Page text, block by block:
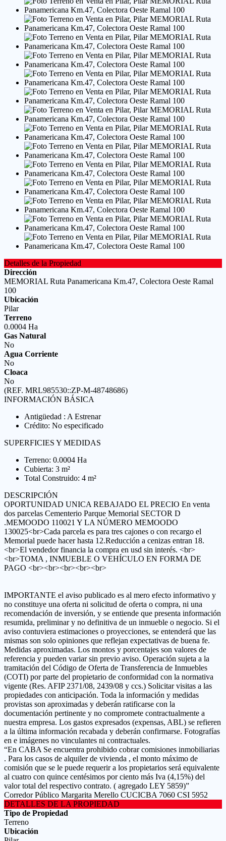
Detalles de la Propiedad
Dirección
MEMORIAL Ruta Panamericana Km.47, Colectora Oeste Ramal
100
Ubicación
Pilar
Terreno
0.0004 Ha
Gas Natural
No
Agua Corriente
No
Cloaca
No
(REF. MRL985530::ZP-M-48748686)
INFORMACIÓN BÁSICA
Antigüedad : A Estrenar
Crédito: No especificado
SUPERFICIES Y MEDIDAS
Terreno: 0.0004 Ha
Cubierta: 3 m²
Total Construido: 4 m²
DESCRIPCIÓN
OPORTUNIDAD UNICA REBAJADO EL PRECIO En venta
dos parcelas Cementerio Parque Memorial SECTOR D
.MEMOODO 110021 Y LA NÚMERO MEMOODO
130025<br>Cada parcela es para tres cajones o con recargo el
Memorial puede hacer hasta 12.Reducción a cenizas entran 18.
<br>El vendedor financia la compra en usd sin interés. <br>
<br>TOMA , INMUEBLE O VEHÍCULO EN FORMA DE
PAGO <br><br><br><br><br>
IMPORTANTE el aviso publicado es al mero efecto informativo y
no constituye una oferta ni solicitud de oferta o compra, ni una
recomendación de inversión, y se entiende que presenta información
resumida, preliminar y no definitiva de un inmueble o negocio. Si el
aviso contuviera estimaciones o proyecciones, se entenderá que las
mismas son solo opiniones que reflejan expectativas de buena fe.
Medidas aproximadas. Los montos y porcentajes son valores de
referencia y pueden variar sin previo aviso. Operación sujeta a la
tramitación del Código de Oferta de Transferencia de Inmuebles
(COTI) por parte del propietario de conformidad con la normativa
vigente (Res. AFIP 2371/08, 2439/08 y ccs.) Solicitar visitas a las
propiedades con anticipación. Toda la información y medidas
provistas son aproximadas y deberán ratificarse con la
documentación pertinente y no compromete contractualmente a
nuestra empresa. Los gastos expresados (expensas, ABL) se refieren
a la última información recabada y deberán confirmarse. Fotografías
en e imágenes no vinculantes ni contractuales.
“En CABA Se encuentra prohibido cobrar comisiones inmobiliarias
. Para los casos de alquiler de vivienda , el monto máximo de
comisión que se le puede requerir a los propietarios será equivalente
al cuatro con quince centésimos por ciento más Iva (4,15%) del
valor total del respectivo contrato. ( agregado LEY 5859)”
Corredor Público Margarita Merello CUCICBA 7060 CSI 5952
DETALLES DE LA PROPIEDAD
Tipo de Propiedad
Terreno
Ubicación